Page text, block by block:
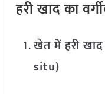
हरी खाद का
खेत में हरी
situ)